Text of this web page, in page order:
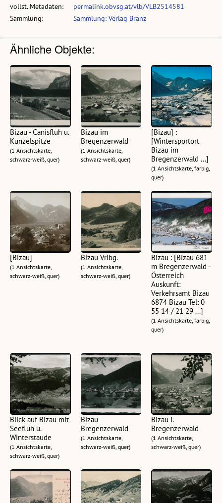
vollst. Metadaten:
permalink.obvsg.at/vlb/VLB2514581
Sammlung:
Sammlung: Verlag Branz
Ähnliche Objekte:
Bizau - Canisfluh u.
Künzelspitze
(1 Ansichtskarte,
schwarz-weiß, quer)
Bizau im
Bregenzerwald
(1 Ansichtskarte,
schwarz-weiß, quer)
[Bizau] :
[Wintersportort
Bizau im
Bregenzerwald ...]
(1 Ansichtskarte, farbig,
quer)
[Bizau]
(1 Ansichtskarte,
schwarz-weiß, quer)
Bizau Vrlbg.
(1 Ansichtskarte,
schwarz-weiß, quer)
Bizau : [Bizau 681
m Bregenzerwald -
Österreich
Auskunft:
Verkehrsamt Bizau
6874 Bizau Tel: 0
55 14 / 21 29 ...]
(1 Ansichtskarte, farbig,
quer)
Blick auf Bizau mit
Seefluh u.
Winterstaude
(1 Ansichtskarte,
schwarz-weiß, quer)
Bizau
Bregenzerwald
(1 Ansichtskarte,
schwarz-weiß, quer)
Bizau i.
Bregenzerwald
(1 Ansichtskarte,
schwarz-weiß, quer)